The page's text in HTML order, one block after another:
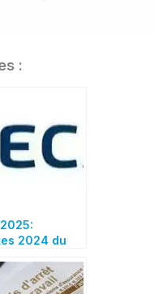
:
2024 du
& Prévoyance
dans le rouge